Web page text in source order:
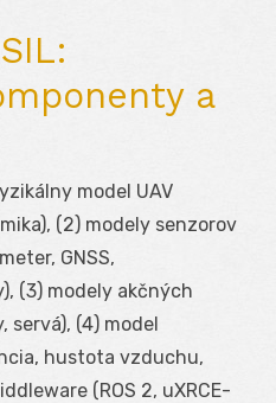
a
model UAV
(2) modely senzorov
GNSS,
(3) modely akčných
servá), (4) model
hustota vzduchu,
(ROS 2, uXRCE-